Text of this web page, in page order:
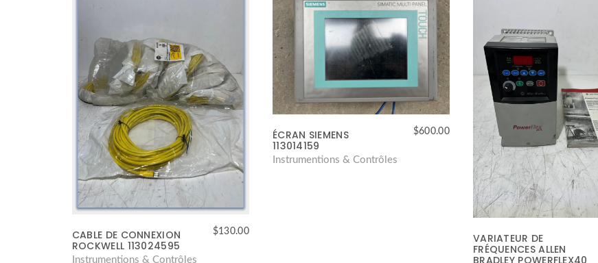
CABLE DE CONNEXION
ROCKWELL 113024595
$130.00
Instrumentions & Contrôles
ÉCRAN SIEMENS
113014159
$600.00
Instrumentions & Contrôles
VARIATEUR DE
FRÉQUENCES ALLEN
BRADLEY POWERFLEX40